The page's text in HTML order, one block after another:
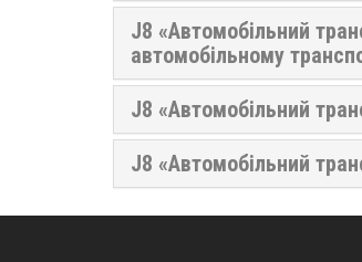
J8 «Автомобільний
автомобільному
J8 «Автомобільний
J8 «Автомобільний